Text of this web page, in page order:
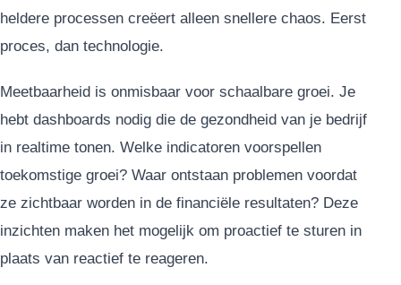
heldere processen creëert alleen snellere chaos. Eerst
proces, dan technologie.
Meetbaarheid is onmisbaar voor schaalbare groei. Je
hebt dashboards nodig die de gezondheid van je bedrijf
in realtime tonen. Welke indicatoren voorspellen
toekomstige groei? Waar ontstaan problemen voordat
ze zichtbaar worden in de financiële resultaten? Deze
inzichten maken het mogelijk om proactief te sturen in
plaats van reactief te reageren.